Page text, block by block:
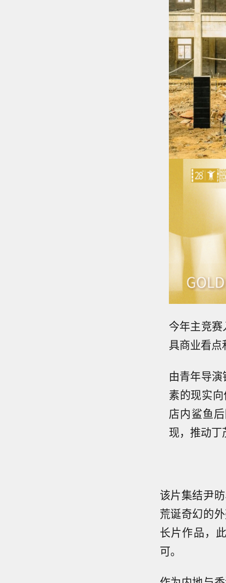
今年主竞
具商业看点
由青年导
素的现实
店内鲨鱼
现，推动丁
该片集结尹
荒诞奇幻的
长片作品，
可。